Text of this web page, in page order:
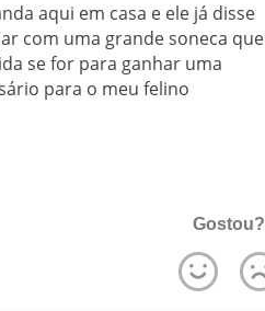
aqui em casa e ele já disse
com uma grande soneca que
se for para ganhar uma
para o meu felino
Gostou?